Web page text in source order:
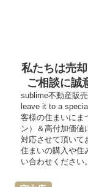
私たちは売
ご相談に誠
sublime不動産販
leave it to a
客様の住まいにま
ン）＆高付加価値
対応させて頂いて
住まいの購入や住
い合わせください。